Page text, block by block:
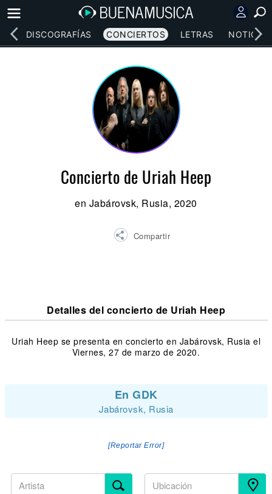
DISCOGRAFÍAS CONCIERTOS LETRAS NOTICIAS
Concierto de Uriah Heep
en Jabárovsk, Rusia, 2020
Compartir
Detalles del concierto de Uriah Heep
Uriah Heep se presenta en concierto en Jabárovsk, Rusia el
Viernes, 27 de marzo de 2020.
En GDK
Jabárovsk, Rusia
[Reportar Error]